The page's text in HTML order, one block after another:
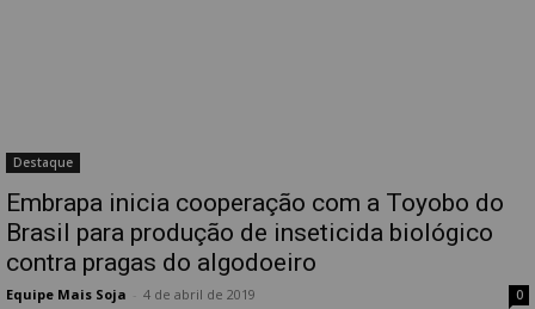
Destaque
Embrapa inicia cooperação com a Toyobo do
Brasil para produção de inseticida biológico
contra pragas do algodoeiro
Equipe Mais Soja 4 de abril de 2019 0